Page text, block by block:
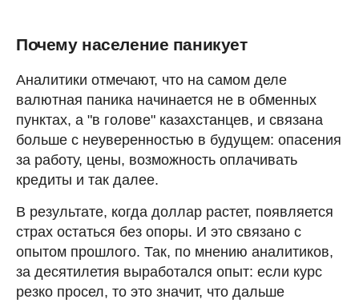
Почему население паникует
Аналитики отмечают, что на самом деле
валютная паника начинается не в обменных
пунктах, а "в голове" казахстанцев, и связана
больше с неуверенностью в будущем: опасения
за работу, цены, возможность оплачивать
кредиты и так далее.
В результате, когда доллар растет, появляется
страх остаться без опоры. И это связано с
опытом прошлого. Так, по мнению аналитиков,
за десятилетия выработался опыт: если курс
резко просел, то это значит, что дальше